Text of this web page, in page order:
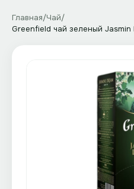
Главная/Чай/
Greenfield чай зеленый Jasmin